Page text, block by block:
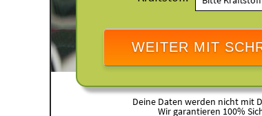
WEITER MIT
Deine Daten werden nicht mit
Wir garantieren 100%